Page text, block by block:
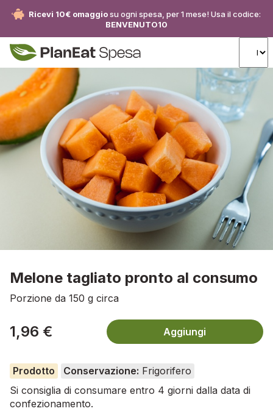
Ricevi 10€ omaggiosu ogni spesa, per 1 mese! Usa il codice:
BENVENUTO10
Melone tagliato pronto al consumo
Porzione da 150 g circa
1,96 € Aggiungi
Prodotto Conservazione: Frigorifero
Si consiglia di consumare entro 4 giorni dalla data di
confezionamento.